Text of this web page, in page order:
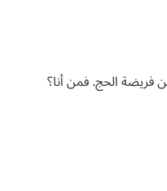
فريضة الحج. فمن أنا؟